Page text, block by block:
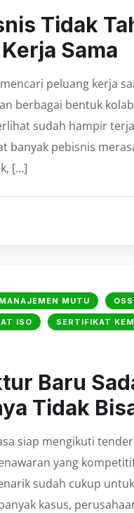
Tidak
Sama
peluang kerja
berbagai bentuk
sudah hampir
banyak pebisnis
[…]
MANAJEMEN MUTU OSS
ISO SERTIFIKAT
Baru
Tidak
siap mengikuti
yang
sudah cukup
kasus,